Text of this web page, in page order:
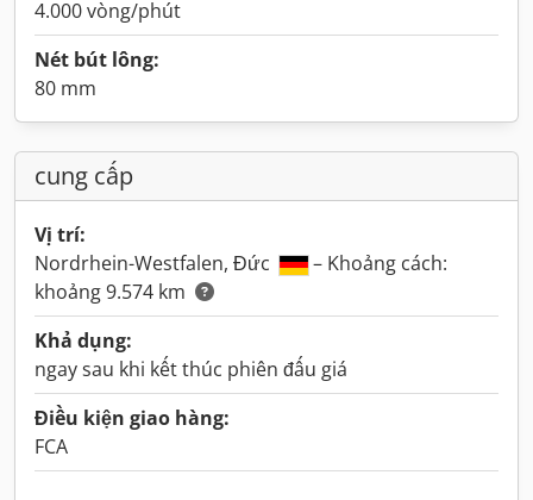
4.000 vòng/phút
Nét bút lông:
80 mm
cung cấp
Vị trí:
Nordrhein-Westfalen, Đức
– Khoảng cách:
khoảng 9.574 km
Khả dụng:
ngay sau khi kết thúc phiên đấu giá
Điều kiện giao hàng:
FCA